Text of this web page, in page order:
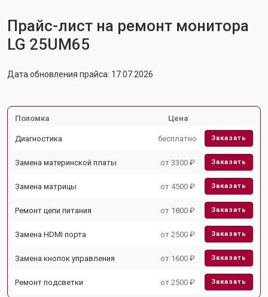
Прайс-лист на ремонт монитора
LG 25UM65
Дата обновления прайса: 17.07.2026
Поломка Цена
Диагностика бесплатно Заказать
Замена материнской платы от 3300 ₽ Заказать
Замена матрицы от 4500 ₽ Заказать
Ремонт цепи питания от 1800 ₽ Заказать
Замена HDMI порта от 2500 ₽ Заказать
Замена кнопок управления от 1600 ₽ Заказать
Ремонт подсветки от 2500 ₽ Заказать